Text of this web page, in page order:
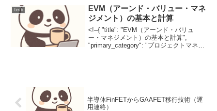
す。スパースアクティベーションとゲー
トネットワークによ...
Tech
EVM（アーンド・バリュー・マネ
ジメント）の基本と計算
<!--{ "title": "EVM（アーンド・バリュ
ー・マネジメント）の基本と計算",
"primary_category": "プロジェクトマネジ
半導体FinFETからGAAFET移行技術（運
用連絡）